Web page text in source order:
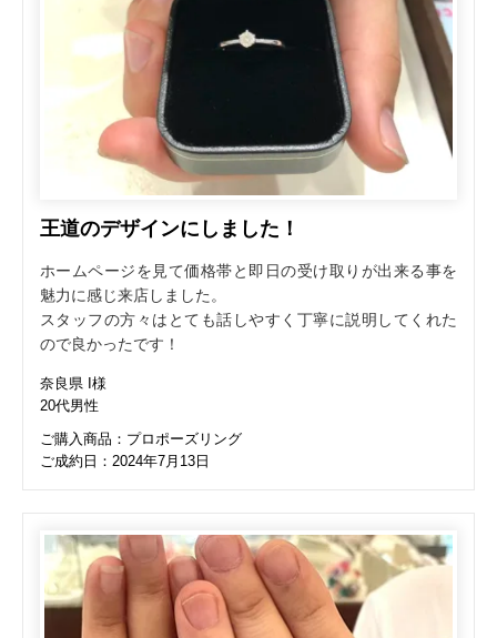
王道のデザインにしました！
ホームページを見て価格帯と即日の受け取りが出来る事を
魅力に感じ来店しました。
スタッフの方々はとても話しやすく丁寧に説明してくれた
ので良かったです！
奈良県 I様
20代男性
ご購入商品：プロポーズリング
ご成約日：2024年7月13日